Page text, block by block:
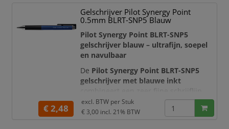
het praktische drukmechanisme en de
navulbare constructie is deze gelroller
Gelschrijver Pilot Synergy Point
0.5mm BLRT-SNP5 Blauw
Pilot Synergy Point BLRT-SNP5
gelschrijver blauw – ultrafijn, soepel
en navulbaar
De Pilot Synergy Point BLRT-SNP5
gelschrijver met blauwe inkt
combineert een zeer fijne schrijflijn
met een soepele en betrouwbare
inkttoevoer. De innovatieve Synergy Tip
€ 2,48
excl. BTW per Stuk
€ 3,00 incl. 21% BTW